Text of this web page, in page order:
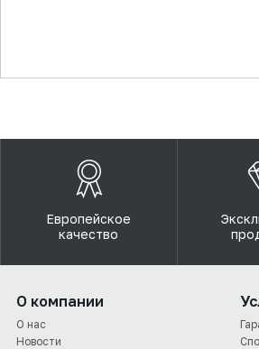
Европейское
качество
О компании
О нас
Новости